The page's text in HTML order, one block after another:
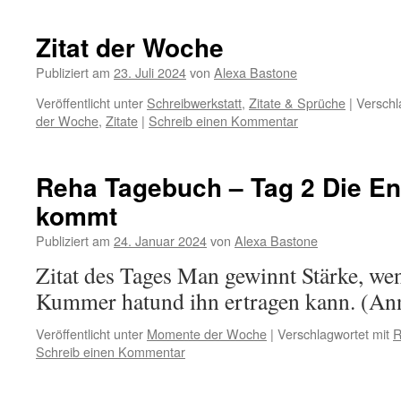
Zitat der Woche
Publiziert am 23. Juli 2024von Alexa Bastone
Veröffentlicht unter Schreibwerkstatt, Zitate & Sprüche |
der Woche, Zitate | Schreib einen Kommentar
Reha Tagebuch – Tag 2 Die
kommt
Publiziert am 24. Januar 2024von Alexa Bastone
Zitat des Tages Man gewinnt Stärke,
Kummer hatund ihn ertragen kann.
Veröffentlicht unter Momente der Woche | Verschlagwortet mit
Schreib einen Kommentar